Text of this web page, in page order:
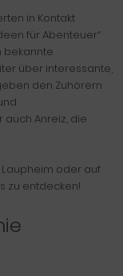
in Kontakt
für Abenteuer“
bekannte
über interessante,
den Zuhörern
Anreiz, die
oder auf
zu entdecken!